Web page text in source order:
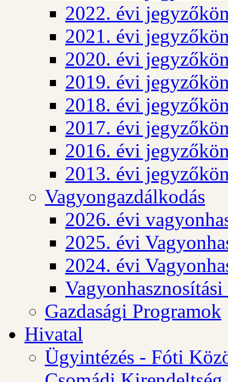
2022. évi
2021. évi
2020. évi
2019. évi
2018. évi
2017. évi
2016. évi
2013. évi
Vagyongazdálkodás
2026. évi
2025. évi
2024. évi
Gazdasági Programok
Hivatal
Ügyintézés - Fóti